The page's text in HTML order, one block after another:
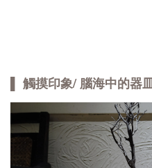
▌ 觸摸印象/ 腦海中的器